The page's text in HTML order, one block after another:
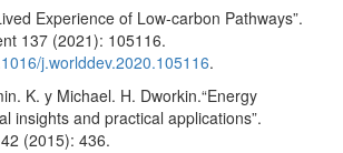
Experience of Low-carbon Pathways”.
137 (2021): 105116.
j.worlddev.2020.105116.
K. y Michael. H. Dworkin.“Energy
insights and practical applications”.
(2015): 436.